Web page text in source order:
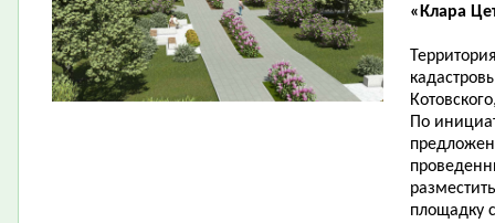
«Клара
По
площадку